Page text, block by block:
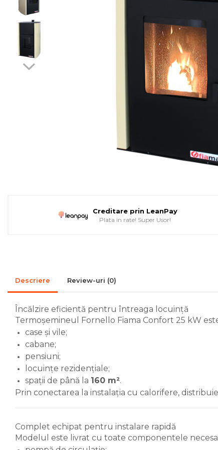
Pompe de caldura
Colectoare solare plane
Colectoare solare cu tub-
vidat
Accesorii sisteme solare
Centrale mixte lemn-pelet
Radiatoare din aluminiu
Radiatoare de baie
portprosop
Accesorii radiatoare
Preparatoare pentru apa calda
menajera
Boilere electrice
Boilere indirecte cu
serpentina
Creditare prin LeanPay
Plata in rate! Super Usor!
Descriere Review-uri (0)
Încălzire eficientă pentru întreaga locuință
Termoșemineul Fornello Fiama Confort 25 kW
case și vile;
cabane;
pensiuni;
locuințe rezidențiale;
spații de până la 160 m².
Prin conectarea la instalația cu calorifere,
Complet echipat pentru instalare rapidă
Modelul este livrat cu toate componentele